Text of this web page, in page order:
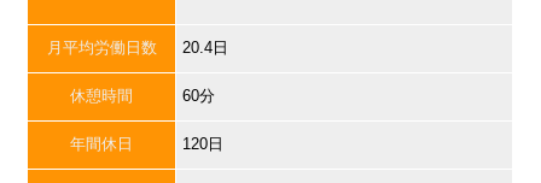
月平均労働日数 20.4日
休憩時間 60分
年間休日 120日